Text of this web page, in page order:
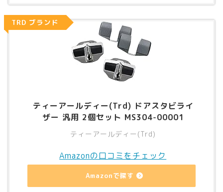
ティーアールディー(Trd) ドアスタビライ
ザー 汎用 2個セット MS304-00001
ティーアールディー(Trd)
Amazonの口コミをチェック
Amazonで探す
TRD ブランド